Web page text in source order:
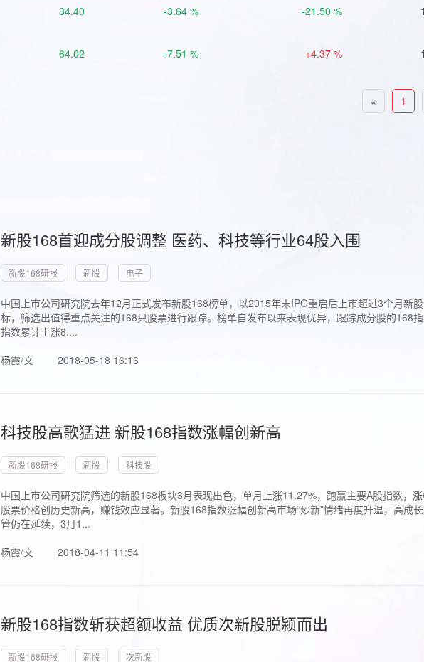
34.40 -3.64 % -21.50 %
64.02 -7.51 % +4.37 %
« 1
新股168首迎成分股调整 医药、科技等行业64股入围
新股168研报 新股 电子
中国上市公司研究院去年12月正式发布新股168榜单，以2015年末IPO重启后上市超过3个月新
标，筛选出值得重点关注的168只股票进行跟踪。榜单自发布以来表现优异，跟踪成分股的168
指数累计上涨8....
杨霞/文
2018-05-18 16:16
科技股高歌猛进 新股168指数涨幅创新高
新股168研报 新股 科技股
中国上市公司研究院筛选的新股168板块3月表现出色，单月上涨11.27%，跑赢主要A股指数，
股票价格创历史新高，赚钱效应显著。新股168指数涨幅创新高市场“炒新”情绪再度升温，高成
管仍在延续，3月1...
杨霞/文
2018-04-11 11:54
新股168指数斩获超额收益 优质次新股脱颍而出
新股168研报 新股 次新股